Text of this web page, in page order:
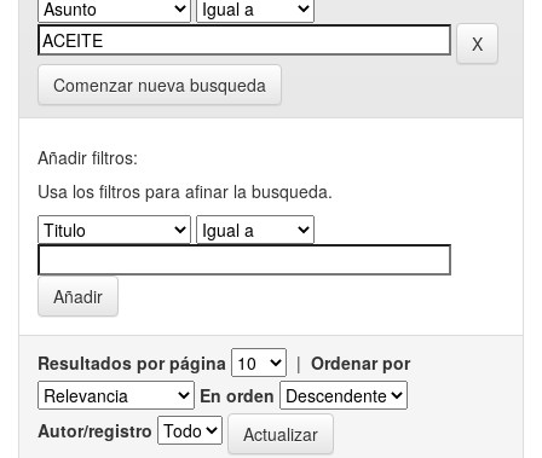
Comenzar nueva busqueda
Añadir filtros:
Usa los filtros para afinar la busqueda.
Resultados por página | Ordenar por
En orden
Autor/registro